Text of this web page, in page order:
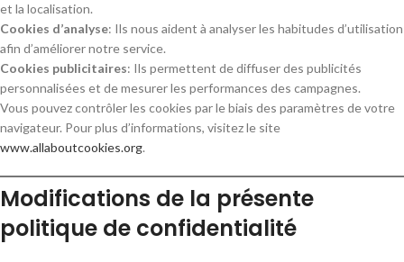
et la localisation.
Cookies d’analyse: Ils nous aident à analyser les habitudes d’utilisation
afin d’améliorer notre service.
Cookies publicitaires: Ils permettent de diffuser des publicités
personnalisées et de mesurer les performances des campagnes.
Vous pouvez contrôler les cookies par le biais des paramètres de votre
navigateur. Pour plus d’informations, visitez le site
www.allaboutcookies.org.
Modifications de la présente
politique de confidentialité